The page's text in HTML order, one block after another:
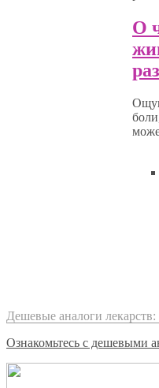
О
Дешевые аналоги лекарств:
Ознакомьтесь с дешевыми